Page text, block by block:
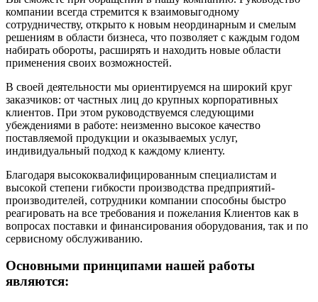
компании всегда стремится к взаимовыгодному
сотрудничеству, открыто к новым неординарным и смелым
решениям в области бизнеса, что позволяет с каждым годом
набирать обороты, расширять и находить новые области
применения своих возможностей.
В своей деятельности мы ориентируемся на широкий круг
заказчиков: от частных лиц до крупных корпоративных
клиентов. При этом руководствуемся следующими
убеждениями в работе: неизменно высокое качество
поставляемой продукции и оказываемых услуг,
индивидуальный подход к каждому клиенту.
Благодаря высококвалифицированным специалистам и
высокой степени гибкости производства предприятий-
производителей, сотрудники компании способны быстро
реагировать на все требования и пожелания Клиентов как в
вопросах поставки и финансирования оборудования, так и по
сервисному обслуживанию.
Основными принципами нашей работы
являются: